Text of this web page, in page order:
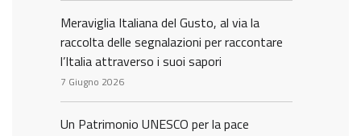
Meraviglia Italiana del Gusto, al via la
raccolta delle segnalazioni per raccontare
l’Italia attraverso i suoi sapori
7 Giugno 2026
Un Patrimonio UNESCO per la pace